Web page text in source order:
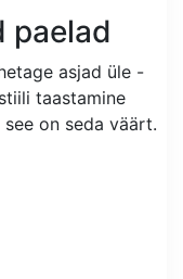
paelad
asjad üle -
taastamine
on seda väärt.